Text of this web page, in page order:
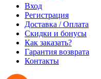
Вход
Регистрация
Доставка / Оплата
Скидки и бонусы
Как заказать?
Гарантия возврата
Контакты